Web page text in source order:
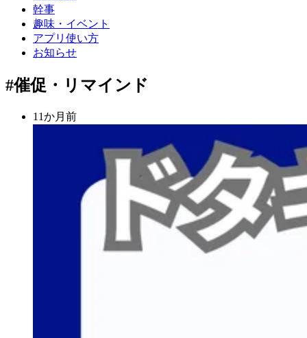
幹事
趣味・イベント
アプリ使い方
お知らせ
#催促・リマインド